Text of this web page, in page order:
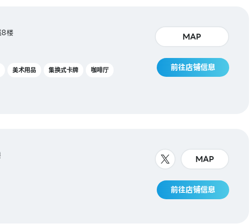
8楼
美术用品 集换式卡牌
咖啡厅
MAP
前往店铺信息
MAP
前往店铺信息